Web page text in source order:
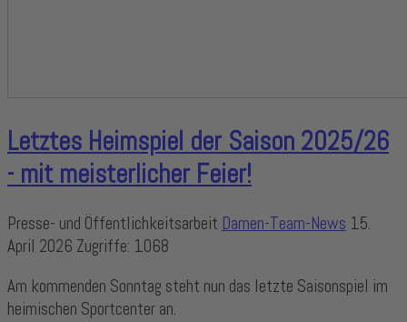
Letztes Heimspiel der Saison 2025/26
- mit meisterlicher Feier!
Presse- und Öffentlichkeitsarbeit Damen-Team-News 15.
April 2026 Zugriffe: 1068
Am kommenden Sonntag steht nun das letzte Saisonspiel im
heimischen Sportcenter an.